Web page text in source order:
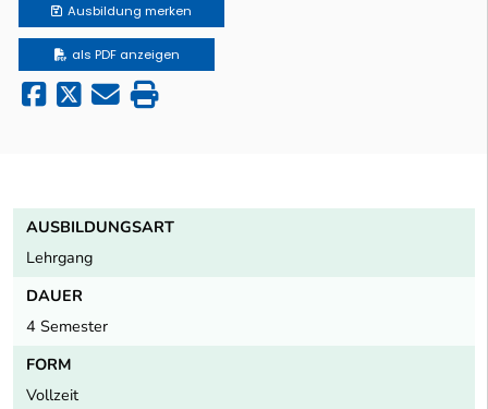
Ausbildung merken
als PDF anzeigen
AUSBILDUNGSART
Lehrgang
DAUER
4 Semester
FORM
Vollzeit